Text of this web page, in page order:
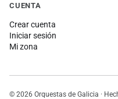
CUENTA
Crear cuenta
Iniciar sesión
Mi zona
© 2026 Orquestas de Galicia ·